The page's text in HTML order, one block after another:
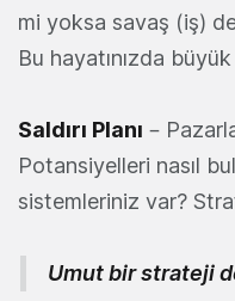
mi yoksa savaş (iş)
Bu hayatınızda
Saldırı Planı –
Potansiyelleri nasıl
sistemleriniz var?
Umut bir strateji